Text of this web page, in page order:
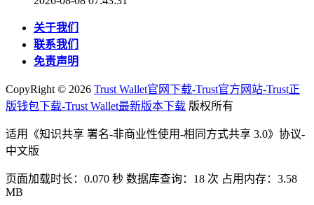
关于我们
联系我们
免责声明
CopyRight © 2026 Trust Wallet官网下载-Trust官方网站-Trust正
版钱包下载-Trust Wallet最新版本下载 版权所有
适用《知识共享 署名-非商业性使用-相同方式共享 3.0》协议-
中文版
页面加载时长：0.070 秒 数据库查询：18 次 占用内存：3.58
MB